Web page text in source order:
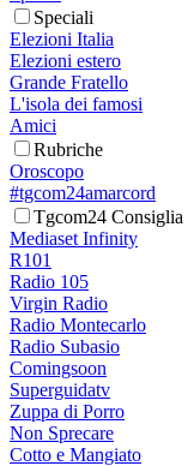
Speciali
Elezioni Italia
Elezioni estero
Grande Fratello
L'isola dei famosi
Amici
Rubriche
Oroscopo
#tgcom24amarcord
Tgcom24 Consiglia
Mediaset Infinity
R101
Radio 105
Virgin Radio
Radio Montecarlo
Radio Subasio
Comingsoon
Superguidatv
Zuppa di Porro
Non Sprecare
Cotto e Mangiato